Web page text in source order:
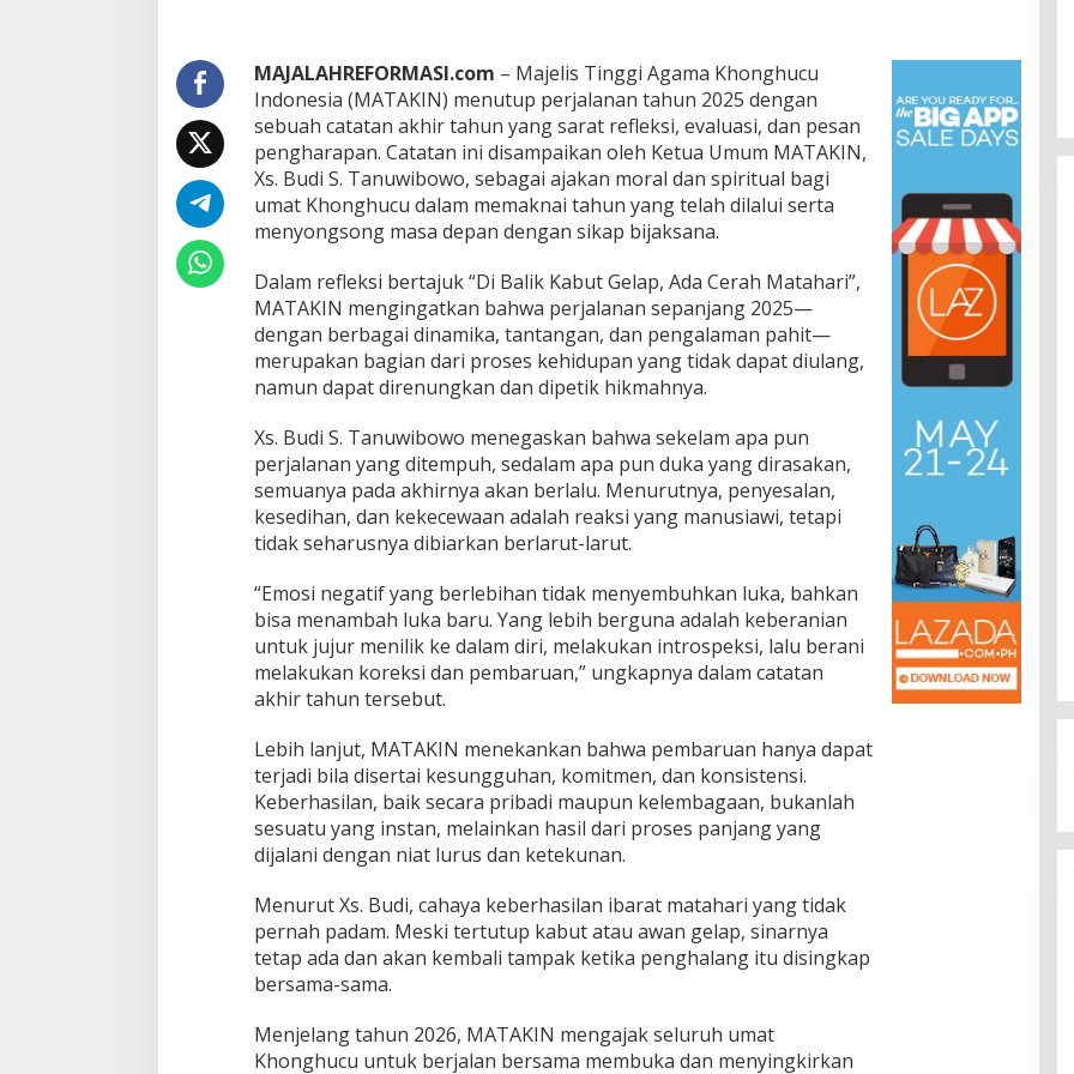
t
G
e
l
a
p
,
M
A
A
K
I
N
M
e
a
t
a
p
C
e
a
h
M
a
t
a
a
r
i
2
0
2
6
MAJALAHREFORMASI.com – Majelis Tinggi Agama Khonghucu
Indonesia (MATAKIN) menutup perjalanan tahun 2025 dengan
sebuah catatan akhir tahun yang sarat refleksi, evaluasi, dan pesan
pengharapan. Catatan ini disampaikan oleh Ketua Umum MATAKIN,
Xs. Budi S. Tanuwibowo, sebagai ajakan moral dan spiritual bagi
umat Khonghucu dalam memaknai tahun yang telah dilalui serta
menyongsong masa depan dengan sikap bijaksana.
Dalam refleksi bertajuk “Di Balik Kabut Gelap, Ada Cerah Matahari”,
MATAKIN mengingatkan bahwa perjalanan sepanjang 2025—
dengan berbagai dinamika, tantangan, dan pengalaman pahit—
merupakan bagian dari proses kehidupan yang tidak dapat diulang,
namun dapat direnungkan dan dipetik hikmahnya.
Xs. Budi S. Tanuwibowo menegaskan bahwa sekelam apa pun
perjalanan yang ditempuh, sedalam apa pun duka yang dirasakan,
semuanya pada akhirnya akan berlalu. Menurutnya, penyesalan,
kesedihan, dan kekecewaan adalah reaksi yang manusiawi, tetapi
tidak seharusnya dibiarkan berlarut-larut.
“Emosi negatif yang berlebihan tidak menyembuhkan luka, bahkan
bisa menambah luka baru. Yang lebih berguna adalah keberanian
untuk jujur menilik ke dalam diri, melakukan introspeksi, lalu berani
melakukan koreksi dan pembaruan,” ungkapnya dalam catatan
akhir tahun tersebut.
Lebih lanjut, MATAKIN menekankan bahwa pembaruan hanya dapat
terjadi bila disertai kesungguhan, komitmen, dan konsistensi.
Keberhasilan, baik secara pribadi maupun kelembagaan, bukanlah
sesuatu yang instan, melainkan hasil dari proses panjang yang
dijalani dengan niat lurus dan ketekunan.
Menurut Xs. Budi, cahaya keberhasilan ibarat matahari yang tidak
pernah padam. Meski tertutup kabut atau awan gelap, sinarnya
tetap ada dan akan kembali tampak ketika penghalang itu disingkap
bersama-sama.
Menjelang tahun 2026, MATAKIN mengajak seluruh umat
Khonghucu untuk berjalan bersama membuka dan menyingkirkan
Rakernas V BAMAGNAS Makassar:
Umat Kristen, Bahas Rakernas VI
di Bangkok
Di Serba Serbi | Agustus 1, 2026